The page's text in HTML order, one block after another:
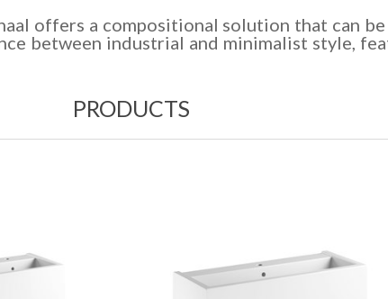
offers a compositional solution that can
between industrial and minimalist style,
PRODUCTS